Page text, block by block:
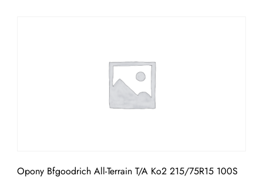
Opony Bfgoodrich All-Terrain T/A Ko2 215/75R15 100S